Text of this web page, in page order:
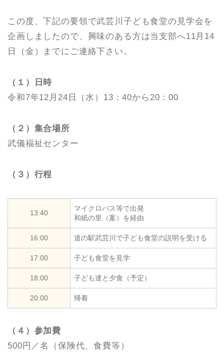
この度、下記の要領で武芸川子ども食堂の見学会を
企画しましたので、興味のある方は当支部へ11月14
日（金）までにご連絡下さい。
（１）日時
令和7年12月24日（水）13：40から20：00
（２）集合場所
武儀福祉センター
（３）行程
13:40
マイクロバス等で出発
和紙の里（案）を経由
16:00 道の駅武芸川で子ども食堂の説明を受ける
17:00 子ども食堂を見学
18:00 子ども達と夕食（予定）
20:00 帰着
（４）参加費
500円／名（保険代、食費等）